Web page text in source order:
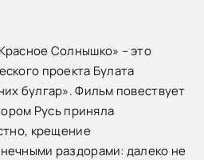
Солнышко» – это
проекта Булата
булгар». Фильм повествует
Русь приняла
крещение
раздорами: далеко не